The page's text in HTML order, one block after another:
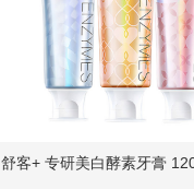
舒客+ 专研美白酵素牙膏